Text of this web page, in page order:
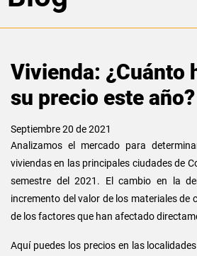
Vivienda: ¿Cuánto
su precio este año?
Septiembre 20 de 2021
Analizamos el mercado para
viviendas en las principales ciudades de
semestre del 2021. El cambio en la
incremento del valor de los materiales de
de los factores que han afectado
Aquí puedes los precios en las